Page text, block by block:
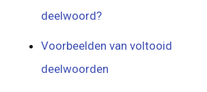
deelwoord?
Voorbeelden van voltooid
deelwoorden